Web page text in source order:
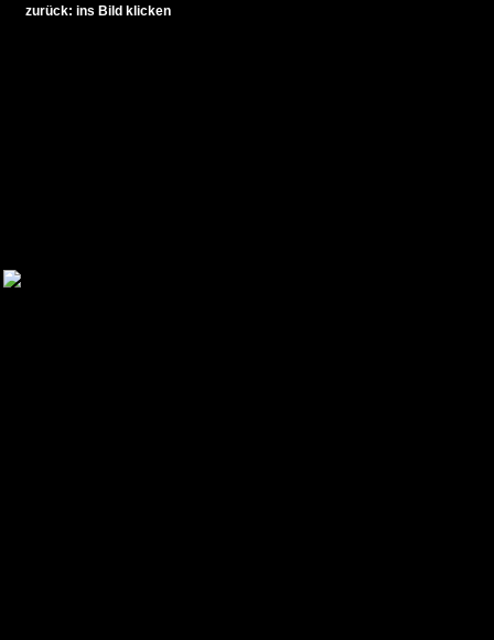
zurück: ins Bild klicken